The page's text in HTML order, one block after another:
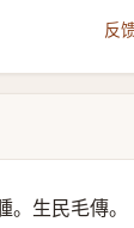
反
生民毛傳。